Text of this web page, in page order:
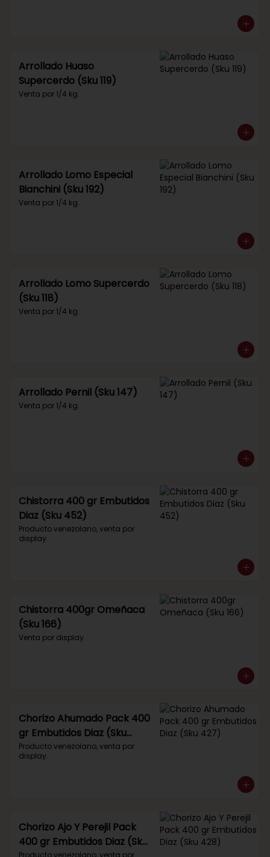
Arrollado Huaso
Supercerdo (Sku 119)
Venta por 1/4 kg.
Arrollado Lomo Especial
Bianchini (Sku 192)
Venta por 1/4 kg.
Arrollado Lomo Supercerdo
(Sku 118)
Venta por 1/4 kg.
Arrollado Pernil (Sku 147)
Venta por 1/4 kg.
Chistorra 400 gr Embutidos
Diaz (Sku 452)
Producto venezolano, venta por
display.
Chistorra 400gr Omeñaca
(Sku 166)
Venta por display.
Chorizo Ahumado Pack 400
gr Embutidos Diaz (Sku
427)
Producto venezolano, venta por
display.
Chorizo Ajo Y Perejil Pack
400 gr Embutidos Diaz (Sku
Producto venezolano, venta por